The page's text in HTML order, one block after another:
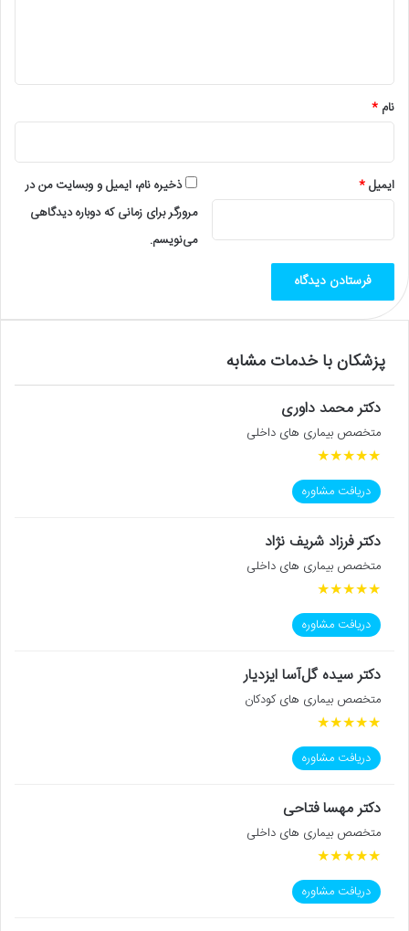
نام *
ایمیل*
ذخیره نام، ایمیل و وبسایت من در
مرورگر برای زمانی که دوباره دیدگاهی
می‌نویسم.
پزشکان با خدمات مشابه
دکتر محمد داوری
متخصص بیماری های داخلی
★
★
★
★
★
دریافت مشاوره
دکتر فرزاد شریف نژاد
متخصص بیماری های داخلی
★
★
★
★
★
دریافت مشاوره
دکتر سیده گل‌آسا ایزدیار
متخصص بیماری های کودکان
★
★
★
★
★
دریافت مشاوره
دکتر مهسا فتاحی
متخصص بیماری های داخلی
★
★
★
★
★
دریافت مشاوره